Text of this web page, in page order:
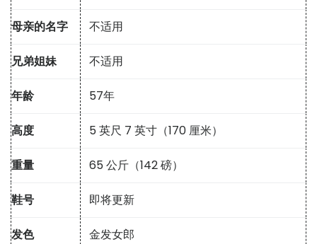
母亲的名字 不适用
兄弟姐妹 不适用
年龄 57年
高度 5 英尺 7 英寸（170 厘米）
重量 65 公斤（142 磅）
鞋号 即将更新
发色 金发女郎